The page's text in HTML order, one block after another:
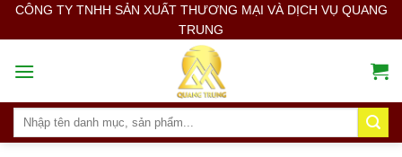
SkipCÔNG TY TNHH SẢN XUẤT THƯƠNG MẠI VÀ DỊCH VỤ QUANG
TRUNG
Search